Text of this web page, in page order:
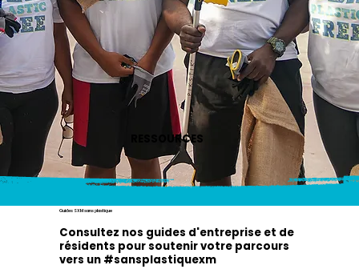
RESSOURCES
Guides SXM sans plastique
Consultez nos guides d'entreprise et de
résidents pour soutenir votre parcours
vers un #sansplastiquexm